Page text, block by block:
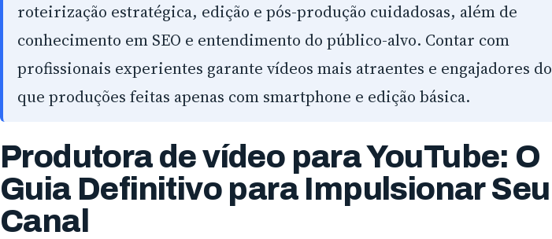
roteirização estratégica, edição e pós-produção cuidadosas, além de
conhecimento em SEO e entendimento do público-alvo. Contar com
profissionais experientes garante vídeos mais atraentes e engajadores do
que produções feitas apenas com smartphone e edição básica.
Produtora de vídeo para YouTube: O
Guia Definitivo para Impulsionar Seu
Canal